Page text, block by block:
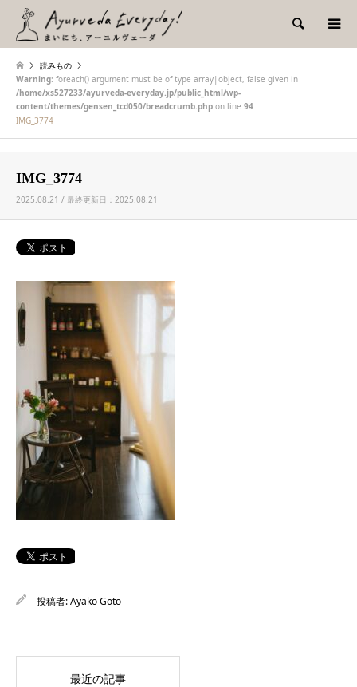
検索
読みもの
Warning: foreach() argument must be of type array|object, false given in
/home/xs527233/ayurveda-everyday.jp/public_html/wp-
content/themes/gensen_tcd050/breadcrumb.php on line 94
IMG_3774
IMG_3774
2025.08.21 / 最終更新日：2025.08.21
投稿者:Ayako Goto
最近の記事